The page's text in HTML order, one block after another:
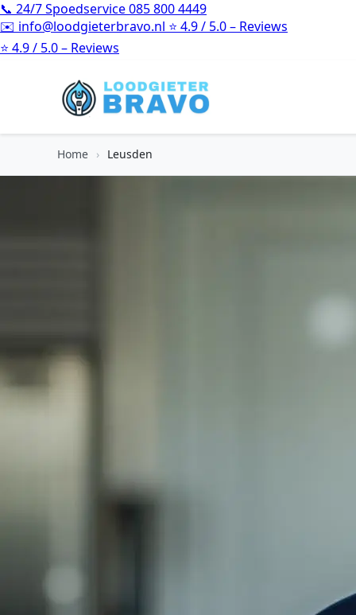
📞 24/7 Spoedservice085 800 4449
✉️ info@loodgieterbravo.nl ⭐ 4.9 / 5.0 – Reviews
⭐ 4.9 / 5.0 – Reviews
Home › Leusden